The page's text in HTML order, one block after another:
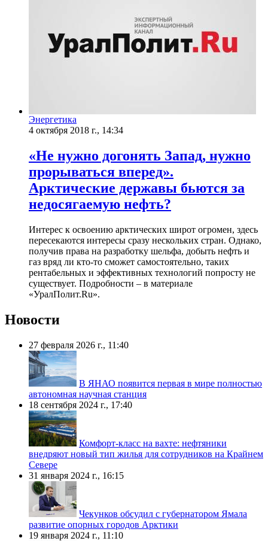
Энергетика
4 октября 2018 г., 14:34
«Не нужно догонять Запад, нужно
прорываться вперед».
Арктические державы бьются за
недосягаемую нефть?
Интерес к освоению арктических широт огромен, здесь
пересекаются интересы сразу нескольких стран. Однако,
получив права на разработку шельфа, добыть нефть и
газ вряд ли кто-то сможет самостоятельно, таких
рентабельных и эффективных технологий попросту не
существует. Подробности – в материале
«УралПолит.Ru».
Новости
27 февраля 2026 г., 11:40
В ЯНАО появится первая в мире полностью
автономная научная станция
18 сентября 2024 г., 17:40
Комфорт-класс на вахте: нефтяники
внедряют новый тип жилья для сотрудников на Крайнем
Севере
31 января 2024 г., 16:15
Чекунков обсудил с губернатором Ямала
развитие опорных городов Арктики
19 января 2024 г., 11:10